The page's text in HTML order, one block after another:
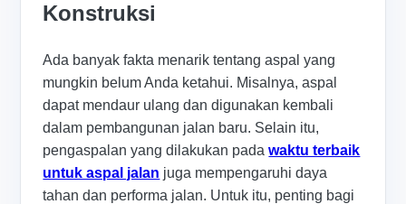
Konstruksi
Ada banyak fakta menarik tentang aspal yang
mungkin belum Anda ketahui. Misalnya, aspal
dapat mendaur ulang dan digunakan kembali
dalam pembangunan jalan baru. Selain itu,
pengaspalan yang dilakukan padawaktu terbaik
untuk aspal jalan juga mempengaruhi daya
tahan dan performa jalan. Untuk itu, penting bagi